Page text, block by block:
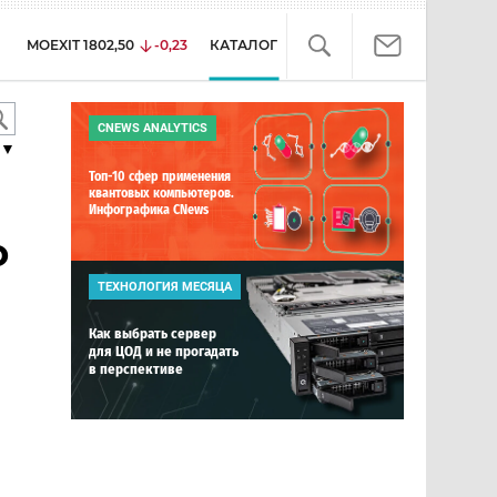
MOEXIT 1802,50 -0,23 КАТАЛОГ
CNEWS ANALYTICS
Топ-10 сфер применения
квантовых компьютеров.
Инфографика CNews
ТЕХНОЛОГИЯ МЕСЯЦА
Как выбрать сервер
для ЦОД и не прогадать
в перспективе